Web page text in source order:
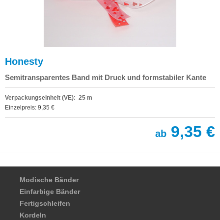
Honesty
Semitransparentes Band mit Druck und formstabiler Kante
Verpackungseinheit (VE): 25 m
Einzelpreis: 9,35 €
ab 9,35 €
Modische Bänder
Einfarbige Bänder
Fertigschleifen
Kordeln